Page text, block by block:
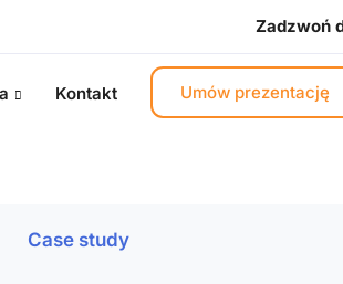
Zadzwoń
Kontakt Umów prezentację
Case study